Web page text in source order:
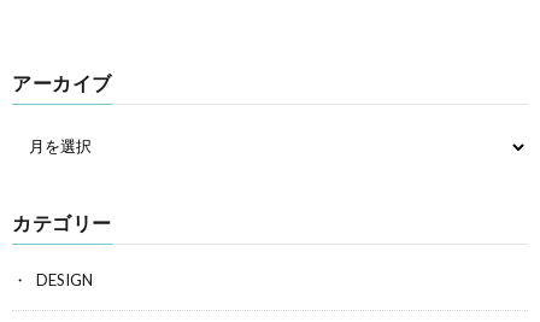
アーカイブ
カテゴリー
DESIGN